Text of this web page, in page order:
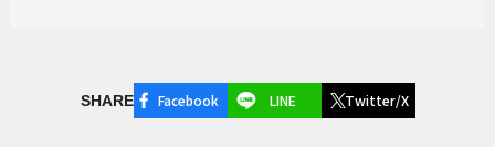
SHARE Facebook LINE Twitter/X